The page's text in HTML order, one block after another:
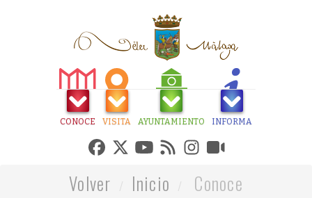
CONOCE VISITA AYUNTAMIENTO INFORMA
Volver Inicio
Conoce